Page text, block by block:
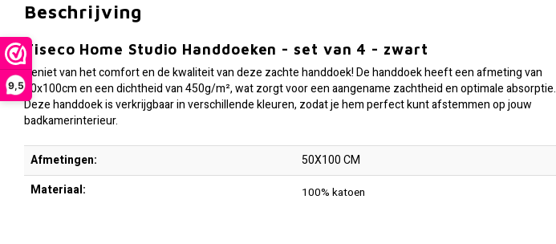
9,5
Beschrijving
Tiseco Home Studio Handdoeken - set van 4 - zwart
Geniet van het comfort en de kwaliteit van deze zachte handdoek! De handdoek heeft een afmeting van
50x100cm en een dichtheid van 450g/m², wat zorgt voor een aangename zachtheid en optimale absorptie.
Deze handdoek is verkrijgbaar in verschillende kleuren, zodat je hem perfect kunt afstemmen op jouw
badkamerinterieur.
Afmetingen:
50X100 CM
Materiaal:
100% katoen